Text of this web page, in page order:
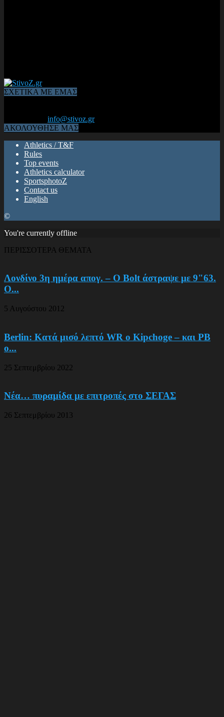
ΣΧΕΤΙΚΑ ΜΕ ΕΜΑΣ
info@stivoz.gr
ΑΚΟΛΟΥΘΗΣΕ ΜΑΣ
Athletics / T&F
Rules
Top events
Athletics calculator
SportsphotoZ
Contact us
English
©
You're currently offline
ΠΕΡΙΣΣΟΤΕΡΑ ΘΕΜΑΤΑ
Λονδίνο 3η ημέρα απογ. – Ο Bolt άστραψε με 9"63.
Ο...
5 Αυγούστου 2012
Berlin: Κατά μισό λεπτό WR ο Kipchoge – και PB
ο...
25 Σεπτεμβρίου 2022
Νέα… πυραμίδα με επιτροπές στο ΣΕΓΑΣ
26 Σεπτεμβρίου 2013